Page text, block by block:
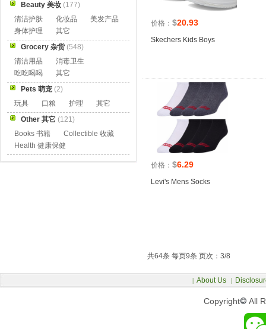
价格： $20.93
Skechers Kids Boys
价格： $6.29
Levi's Mens Socks
共64条 每页9条 页次：3/8
Beauty 美妆 (177)
清洁护肤
化妆品
美发产品
身体护理
其它
Grocery 杂货(548)
清洁用品
消毒卫生
吃吃喝喝
其它
Pets 萌宠 (2)
玩具
口粮 护理
其它
Other 其它 (121)
Books 书籍
Collectible 收藏
Health 健康保健
Copyright© All
| About Us |